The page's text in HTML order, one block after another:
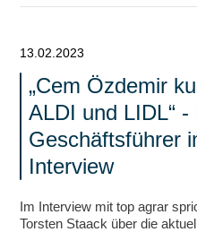
13.02.2023
„Cem Özdemir
ALDI und LIDL“ -
Geschäftsführer
Interview
Im Interview mit top agrar
Torsten Staack über die